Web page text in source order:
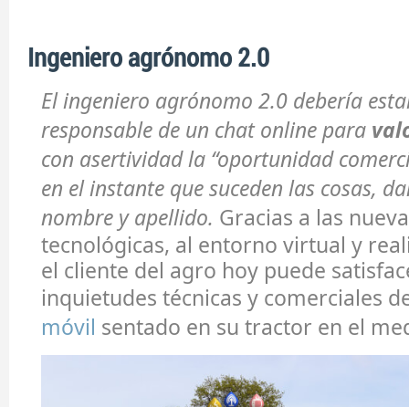
Ingeniero agrónomo 2.0
El ingeniero agrónomo 2.0 debería
responsable de un chat online para
con asertividad la “oportunidad
en el instante que suceden las cosas,
nombre y apellido. Gracias a las
tecnológicas, al entorno virtual y
el cliente del agro hoy puede
inquietudes técnicas y comerciales
móvil sentado en su tractor en el